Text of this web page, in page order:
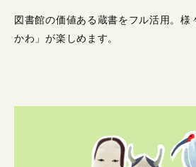
図書館の価値ある蔵書をフル活用。様
かわ」が楽しめます。